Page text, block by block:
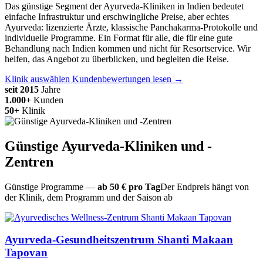
Das günstige Segment der Ayurveda-Kliniken in Indien bedeutet
einfache Infrastruktur und erschwingliche Preise, aber echtes
Ayurveda: lizenzierte Ärzte, klassische Panchakarma-Protokolle und
individuelle Programme. Ein Format für alle, die für eine gute
Behandlung nach Indien kommen und nicht für Resortservice. Wir
helfen, das Angebot zu überblicken, und begleiten die Reise.
Klinik auswählen Kundenbewertungen lesen →
seit 2015 Jahre
1.000+ Kunden
50+ Klinik
Günstige Ayurveda-Kliniken und -
Zentren
Günstige Programme — ab 50 € pro TagDer Endpreis hängt von
der Klinik, dem Programm und der Saison ab
Ayurveda-Gesundheitszentrum Shanti Makaan
Tapovan